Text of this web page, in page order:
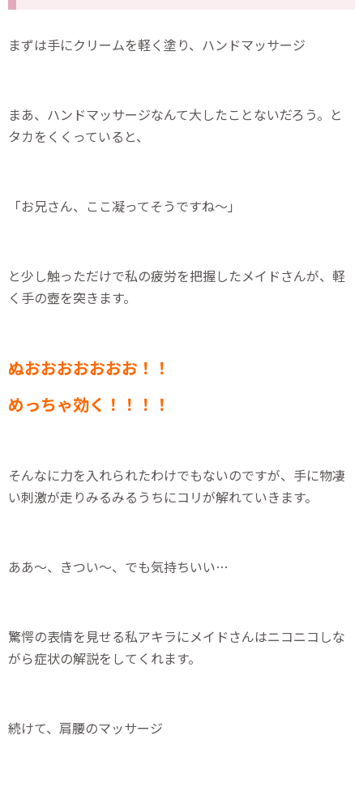
まずは手にクリームを軽く塗り、ハンドマッサージ
まあ、ハンドマッサージなんて大したことないだろう。と
タカをくくっていると、
「お兄さん、ここ凝ってそうですね～」
と少し触っただけで私の疲労を把握したメイドさんが、軽
く手の壺を突きます。
ぬおおおおおおお！！
めっちゃ効く！！！！
そんなに力を入れられたわけでもないのですが、手に物凄
い刺激が走りみるみるうちにコリが解れていきます。
ああ～、きつい～、でも気持ちいい…
驚愕の表情を見せる私アキラにメイドさんはニコニコしな
がら症状の解説をしてくれます。
続けて、肩腰のマッサージ